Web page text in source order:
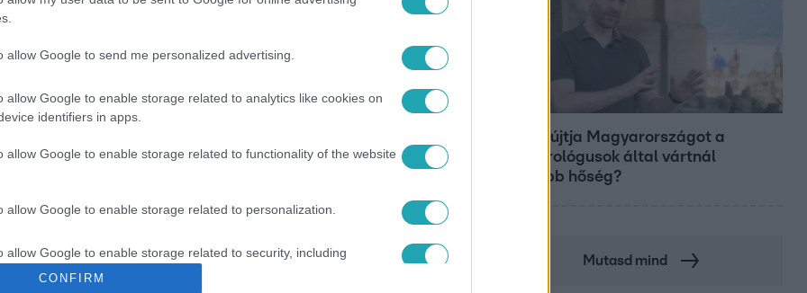
allow Google to send me personalized advertising.
allow Google to enable storage related to analytics like cookies on
identifiers in apps.
allow Google to enable storage related to functionality of the website
allow Google to enable storage related to personalization.
allow Google to enable storage related to security, including
functionality and fraud prevention, and other user protection.
CONFIRM
#BÚTOR # SZŐNYEG #SZEMÉT
Miért sújtja Magyarországot a
meteorológusok által vártnál
nagyobb hőség?
Mutasd mind